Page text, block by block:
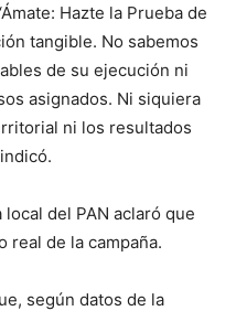
Hazte la Prueba de
tangible. No sabemos
de su ejecución ni
asignados. Ni siquiera
ni los resultados
del PAN aclaró que
real de la campaña.
según datos de la